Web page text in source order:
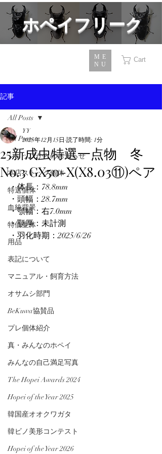
​ホペイフリーク
ME
NU
Cart
記事
All Posts
ショップからのお知らせ
本店ストック個体
特選個体
血統背景
特価生体
用品
表記について
マニュアル・飼育方法
オサムシ部門
BeKuwa協賛品
プレ個体紹介
真・みんなのホペイ
みんなの自己満足写真
The Hopei Awards 2024
Hopei of the Year 2025
韓国産オオクワガタ
韓ビノ美形コンテスト
Hopei of the Year 2026
All Posts
25新成虫特選一点物 冬
No.3 GX50-X(X8.03⑪)ペア
YY
2025年12月15日 読了時間: 1分
・体長：78.8mm
・頭幅：28.7mm
・顎幅：右7.0mm
・顎厚：未計測
・羽化時期：2025/6/26